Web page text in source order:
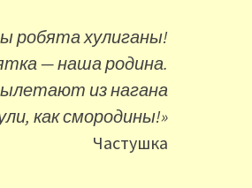
робята хулиганы!
— наша родина.
из нагана
как смородины!»
Частушка